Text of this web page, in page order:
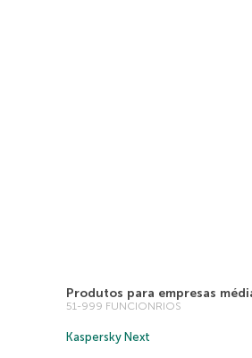
Produtos para empresas
51-999 FUNCIONRIOS
Kaspersky Next